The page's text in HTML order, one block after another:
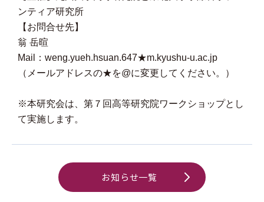
ンティア研究所
【お問合せ先】
翁 岳暄
Mail：weng.yueh.hsuan.647★m.kyushu-u.ac.jp
（メールアドレスの★を@に変更してください。）
※本研究会は、第７回高等研究院ワークショップとし
て実施します。
お知らせ一覧